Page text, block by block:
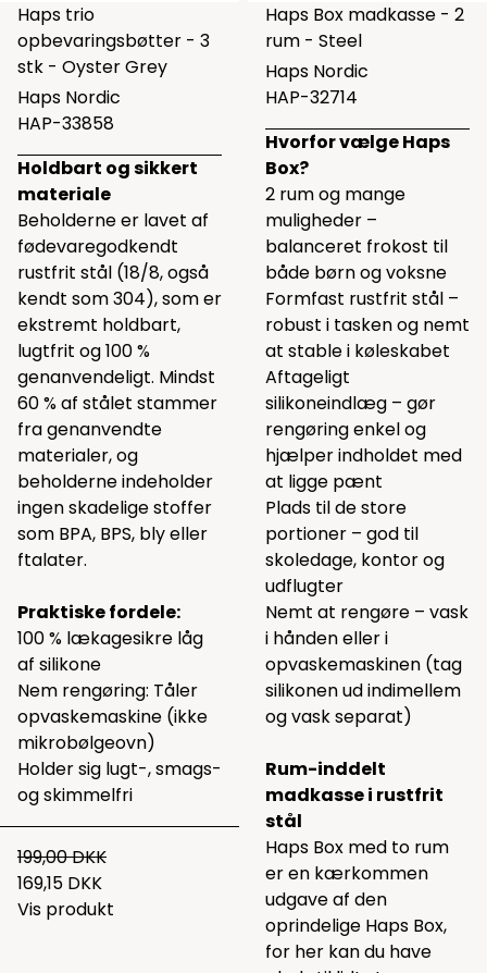
Haps trio
opbevaringsbøtter - 3
stk - Oyster Grey
Haps Nordic
HAP-33858
Holdbart og sikkert
materiale
Beholderne er lavet af
fødevaregodkendt
rustfrit stål (18/8, også
kendt som 304), som er
ekstremt holdbart,
lugtfrit og 100 %
genanvendeligt. Mindst
60 % af stålet stammer
fra genanvendte
materialer, og
beholderne indeholder
ingen skadelige stoffer
som BPA, BPS, bly eller
ftalater.
Praktiske fordele:
100 % lækagesikre låg
af silikone
Nem rengøring: Tåler
opvaskemaskine (ikke
mikrobølgeovn)
Holder sig lugt-, smags-
og skimmelfri
199,00 DKK
169,15 DKK
Vis produkt
Haps Box madkasse - 2
rum - Steel
Haps Nordic
HAP-32714
Hvorfor vælge Haps
Box?
2 rum og mange
muligheder –
balanceret frokost til
både børn og voksne
Formfast rustfrit stål –
robust i tasken og nemt
at stable i køleskabet
Aftageligt
silikoneindlæg – gør
rengøring enkel og
hjælper indholdet med
at ligge pænt
Plads til de store
portioner – god til
skoledage, kontor og
udflugter
Nemt at rengøre – vask
i hånden eller i
opvaskemaskinen (tag
silikonen ud indimellem
og vask separat)
Rum-inddelt
madkasse i rustfrit
stål
Haps Box med to rum
er en kærkommen
udgave af den
oprindelige Haps Box,
for her kan du have